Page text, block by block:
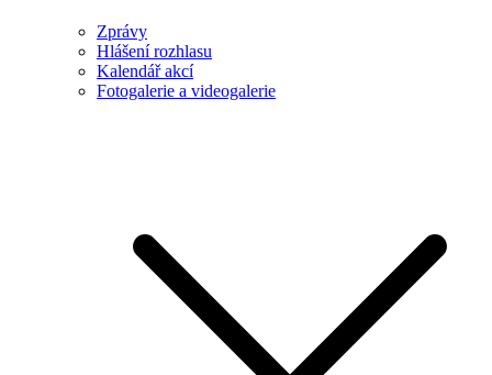
Zprávy
Hlášení rozhlasu
Kalendář akcí
Fotogalerie a videogalerie